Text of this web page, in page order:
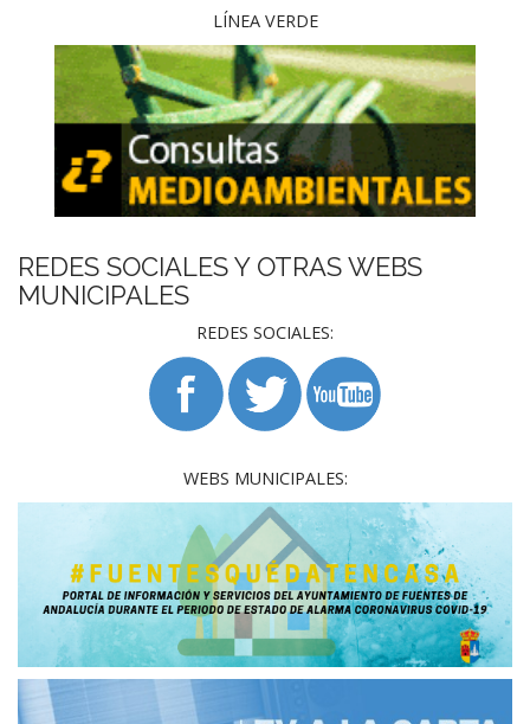
LÍNEA VERDE
REDES SOCIALES Y OTRAS WEBS
MUNICIPALES
REDES SOCIALES:
WEBS MUNICIPALES: